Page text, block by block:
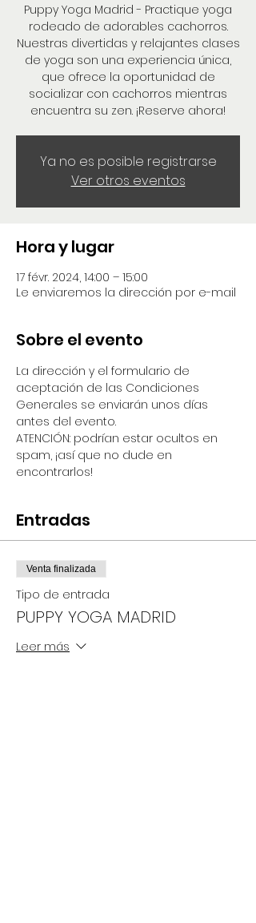
Puppy Yoga Madrid - Practique yoga
rodeado de adorables cachorros.
Nuestras divertidas y relajantes clases
de yoga son una experiencia única,
que ofrece la oportunidad de
socializar con cachorros mientras
encuentra su zen. ¡Reserve ahora!
Ya no es posible registrarse
Ver otros eventos
Hora y lugar
17 févr. 2024, 14:00 – 15:00
Le enviaremos la dirección por e-mail
Sobre el evento
La dirección y el formulario de
aceptación de las Condiciones
Generales se enviarán unos días
antes del evento.
ATENCIÓN: podrían estar ocultos en
spam, ¡así que no dude en
encontrarlos!
Entradas
Venta finalizada
Tipo de entrada
PUPPY YOGA MADRID
Leer más